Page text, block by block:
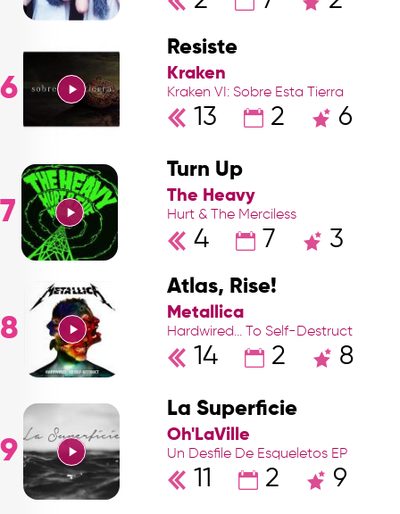
6
Resiste
Kraken
Kraken VI: Sobre Esta Tierra
13 2 6
7
Turn Up
The Heavy
Hurt & The Merciless
4 7 3
8
Atlas, Rise!
Metallica
Hardwired… To Self-Destruct
14 2 8
9
La Superficie
Oh'LaVille
Un Desfile De Esqueletos EP
11 2 9